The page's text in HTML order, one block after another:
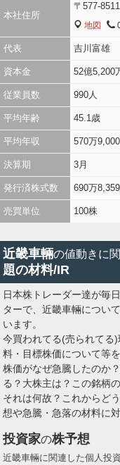
本社住所
〒577-
MAP
地図
代表 吉川富雄
資本金 52億5,200
従業員数 990人
平均年齢 45.1歳
平均年収 570万
決算期 3月
発行済株式数 690万
売買単位 100株
近畿車輛の値動きに
題の材料/IR
日本株トレーダー達が毎
ターで、近畿車輛につい
います。
今買われてる(売られてる
料・目標株価について等
株価がなぜ急騰したのか
る？大株主は？この銘柄
それは何故？これからど
想や急騰・急落の材料に
投資家の株予想
近畿車輛に関連した個人投